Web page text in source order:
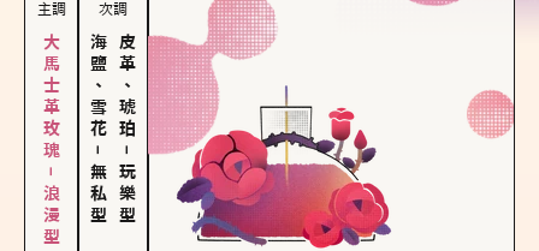
主調
大馬士革玫瑰－浪漫型
次調
海鹽、雪花
－
無私型
皮革、琥珀
－
玩樂型